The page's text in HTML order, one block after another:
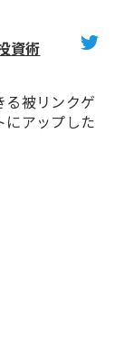
資術
る被リンクゲ
にアップした